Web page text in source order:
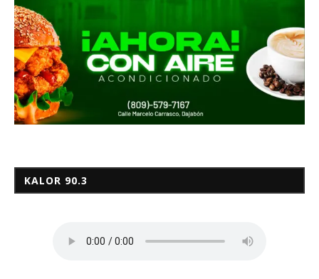
KALOR 90.3